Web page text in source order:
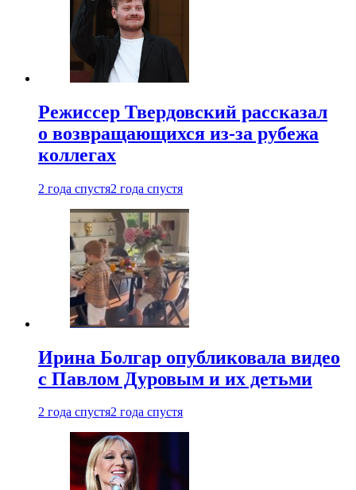
Режиссер Твердовский рассказал
о возвращающихся из-за рубежа
коллегах
2 года спустя2 года спустя
Ирина Болгар опубликовала видео
с Павлом Дуровым и их детьми
2 года спустя2 года спустя